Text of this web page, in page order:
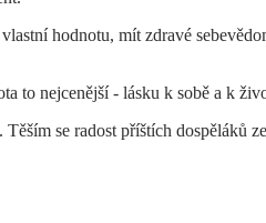
hodnotu, mít zdravé
to nejcenější - lásku k sobě a k
se radost příštích dospěláků